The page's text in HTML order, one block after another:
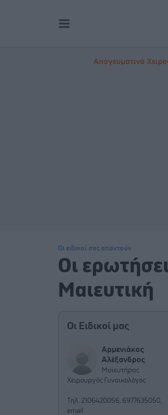
Απογευματινά
Οι ειδικοί σας απαντούν
Οι
Μαιευτική
Οι Ειδικοί μας
Αρμενιάκος
Αλέξανδρος
Μαιευτήρας
Χειρουργός Γυναικολόγος
Τηλ. 2106420056, 6977635050,
email